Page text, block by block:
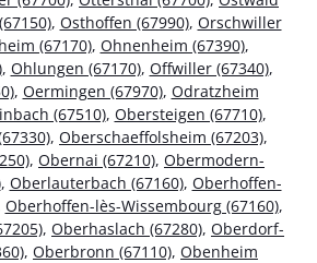
, Osthoffen (67990), Orschwiller
(67170), Ohnenheim (67390),
, Ohlungen (67170), Offwiller (67340),
, Oermingen (67970), Odratzheim
(67510), Obersteigen (67710),
, Oberschaeffolsheim (67203),
, Obernai (67210), Obermodern-
, Oberlauterbach (67160), Oberhoffen-
Oberhoffen-lès-Wissembourg (67160),
, Oberhaslach (67280), Oberdorf-
, Oberbronn (67110), Obenheim